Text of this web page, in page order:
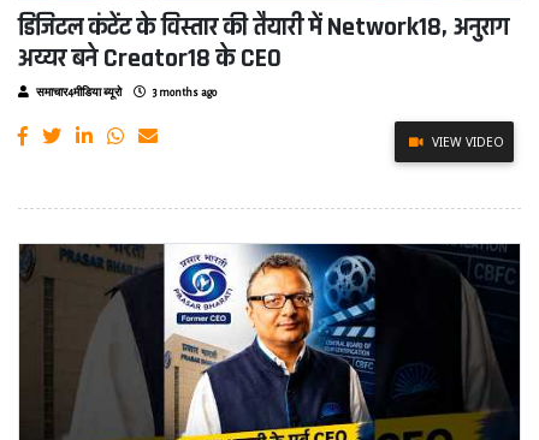
डिजिटल कंटेंट के विस्तार की तैयारी में Network18, अनुराग
अय्यर बने Creator18 के CEO
समाचार4मीडिया ब्यूरो 3 months ago
VIEW VIDEO